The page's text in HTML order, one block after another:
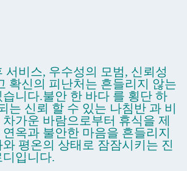
서비스, 우수성의 모범, 신뢰성
확신의 피난처는 흔들리지 않는
니다.불안 한 바다 를 횡단 하
는 신뢰 할 수 있는 나침반 과 비
가운 바람으로부터 휴식을 제
옥과 불안한 마음을 흔들리지
평온의 상태로 잠잠시키는 진
입니다.